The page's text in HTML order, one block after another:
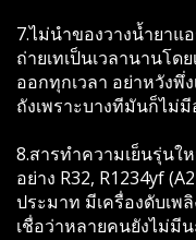
7.ไม่นำของวางน้ำยาแ
ถ่ายเทเป็นเวลานานโด
ออกทุกเวลา อย่าหวังพึ่
ถังเพราะบางทีมันก็ไม่
8.สารทำความเย็นรุ่น
อย่าง R32, R1234yf
ประมาท มีเครื่องดับเพ
เชื่อว่าหลายคนยังไม่มี